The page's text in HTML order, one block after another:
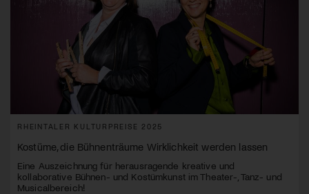
RHEINTALER KULTURPREISE 2025
Kostüme, die Bühnenträume Wirklichkeit werden lassen
Eine Auszeichnung für herausragende kreative und
kollaborative Bühnen- und Kostümkunst im Theater-, Tanz- und
Musicalbereich!